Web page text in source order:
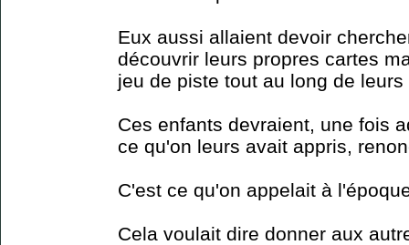
Eux aussi allaient devoir
découvrir leurs propres cartes
jeu de piste tout au long de leurs
Ces enfants devraient, une fois
ce qu'on leurs avait appris,
C'est ce qu'on appelait à
Cela voulait dire donner aux